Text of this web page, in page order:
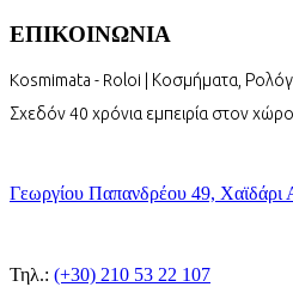
ΕΠΙΚΟΙΝΩΝΙΑ
Kosmimata - Roloi | Κοσμήματα,
Σχεδόν 40 χρόνια εμπειρία στον
Γεωργίου Παπανδρέου 49, Χαϊδάρι
Τηλ.: (+30) 210 53 22 107